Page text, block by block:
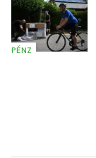
PÉNZ